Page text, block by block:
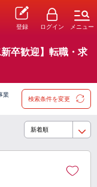
登録 ログイン メニュー
卒歓迎】転職・求
業
検索条件を変更